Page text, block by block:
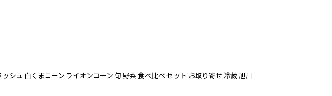
ュ 白くまコーン ライオンコーン 旬 野菜 食べ比べ セット お取り寄せ 冷蔵 旭川